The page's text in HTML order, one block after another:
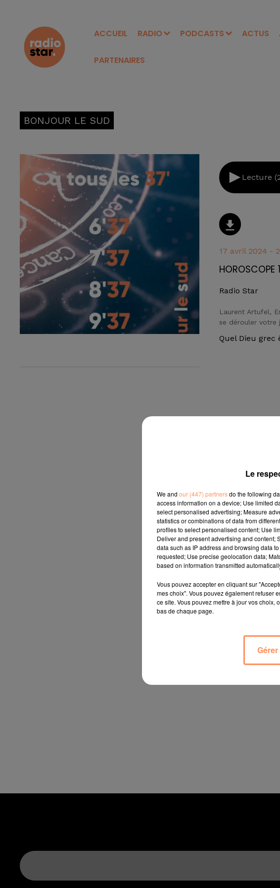
ACCUEIL RADIO PODCASTS ACTUS
PARTENAIRES
BONJOUR LE SUD
Lecture
17 avril 2024 -
HOROSCOPE
Radio Star
Laurent Artufel,
se dérouler votre
Quel Dieu grec
Le
We and our (447) partnersdo the following
access information on a device; Use limited
select personalised advertising; Measure
statistics or combinations of data from
profiles to select personalised content; Use
Deliver and present advertising and content;
data such as IP address and browsing data
requested; Use precise geolocation data;
based on information transmitted
Vous pouvez accepter en cliquant sur
mes choix". Vous pouvez également refuser
ce site. Vous pouvez mettre à jour vos choix,
bas de chaque page.